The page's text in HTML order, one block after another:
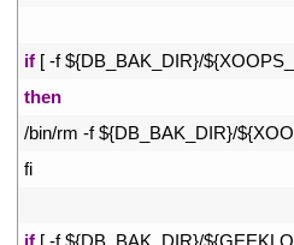
if [ -f ${DB_BAK_DIR}/${
then
/bin/rm -f ${DB_BAK_DIR}/${
fi
if [ -f ${DB_BAK_DIR}/${